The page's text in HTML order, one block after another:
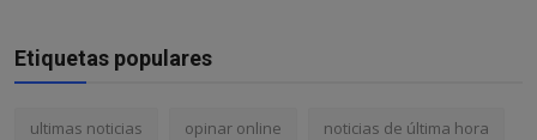
Etiquetas populares
ultimas noticias opinar online noticias de última hora